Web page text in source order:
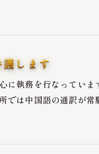
します
に執務を行なってい
では中国語の通訳が